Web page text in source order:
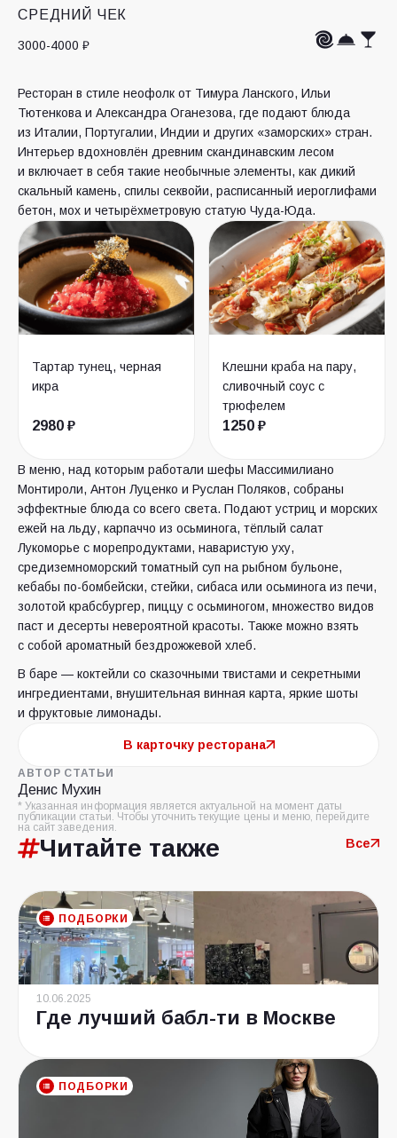
СРЕДНИЙ ЧЕК
3000-4000 ₽
Ресторан в стиле неофолк от Тимура Ланского, Ильи
Тютенкова и Александра Оганезова, где подают блюда
из Италии, Португалии, Индии и других «заморских» стран.
Интерьер вдохновлён древним скандинавским лесом
и включает в себя такие необычные элементы, как дикий
скальный камень, спилы секвойи, расписанный иероглифами
бетон, мох и четырёхметровую статую Чуда-Юда.
Тартар тунец, черная
икра
2980 ₽
Клешни краба на пару,
сливочный соус с
трюфелем
1250 ₽
В меню, над которым работали шефы Массимилиано
Монтироли, Антон Луценко и Руслан Поляков, собраны
эффектные блюда со всего света. Подают устриц и морских
ежей на льду, карпаччо из осьминога, тёплый салат
Лукоморье с морепродуктами, наваристую уху,
средиземноморский томатный суп на рыбном бульоне,
кебабы по-бомбейски, стейки, сибаса или осьминога из печи,
золотой крабсбургер, пиццу с осьминогом, множество видов
паст и десерты невероятной красоты. Также можно взять
с собой ароматный бездрожжевой хлеб.
В баре — коктейли со сказочными твистами и секретными
ингредиентами, внушительная винная карта, яркие шоты
и фруктовые лимонады.
В карточку ресторана
АВТОР СТАТЬИ
Денис Мухин
* Указанная информация является актуальной на момент даты
публикации статьи. Чтобы уточнить текущие цены и меню, перейдите
на сайт заведения.
Читайте также Все
ПОДБОРКИ
10.06.2025
Где лучший бабл-ти в Москве
ПОДБОРКИ